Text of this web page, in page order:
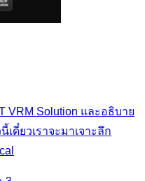
VRM Solution และอธิบาย
ดี๋ยวเราจะมาเจาะลึก